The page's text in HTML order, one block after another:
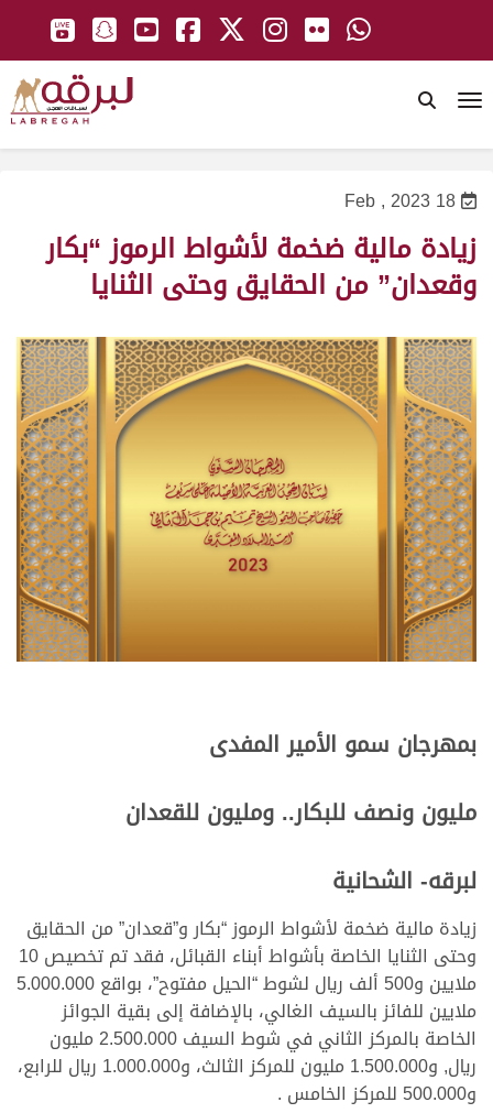
18 Feb , 2023
زيادة مالية ضخمة لأشواط الرموز “بكار
وقعدان” من الحقايق وحتى الثنايا
بمهرجان سمو الأمير المفدى
مليون ونصف للبكار.. ومليون للقعدان
لبرقه- الشحانية
زيادة مالية ضخمة لأشواط الرموز “بكار و”قعدان” من الحقايق
وحتى الثنايا الخاصة بأشواط أبناء القبائل، فقد تم تخصيص 10
ملايين و500 ألف ريال لشوط “الحيل مفتوح”، بواقع 5.000.000
ملايين للفائز بالسيف الغالي، بالإضافة إلى بقية الجوائز
الخاصة بالمركز الثاني في شوط السيف 2.500.000 مليون
ريال, و1.500.000 مليون للمركز الثالث، و1.000.000 ريال للرابع،
و500.000 للمركز الخامس .